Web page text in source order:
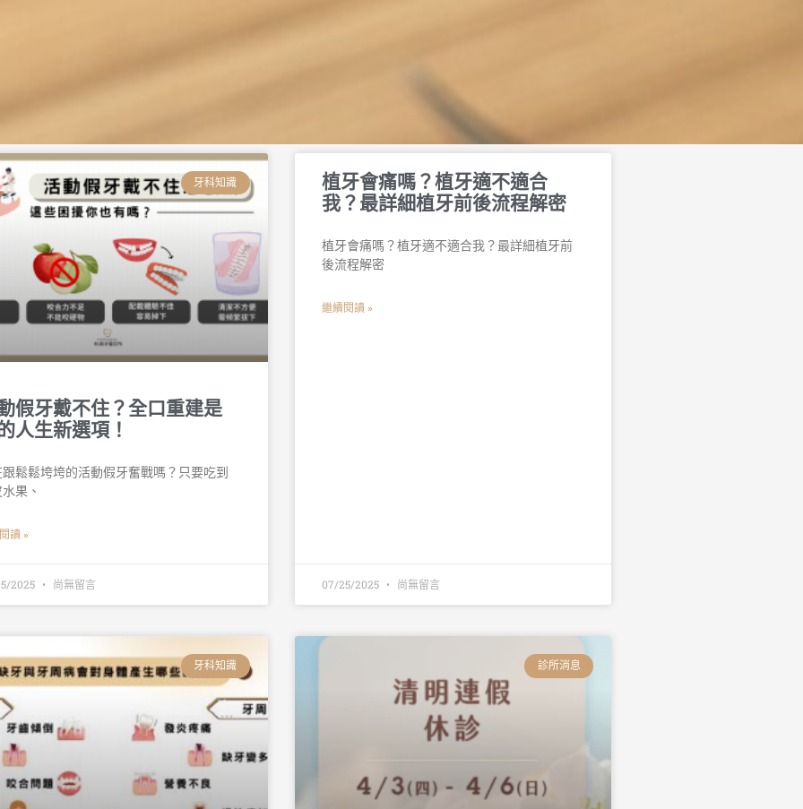
牙科知識
假牙戴不住？全口重建是
人生新選項！
鬆鬆垮垮的活動假牙奮戰嗎？只要吃到
果、
讀 »
2025 尚無留言
植牙會痛嗎？植牙適不適合
我？最詳細植牙前後流程解密
植牙會痛嗎？植牙適不適合我？最詳細植牙前
後流程解密
繼續閱讀 »
07/25/2025 尚無留言
牙科知識 診所消息
頁
面
頁
面
頁
面
頁
面
頁
面
頁
面